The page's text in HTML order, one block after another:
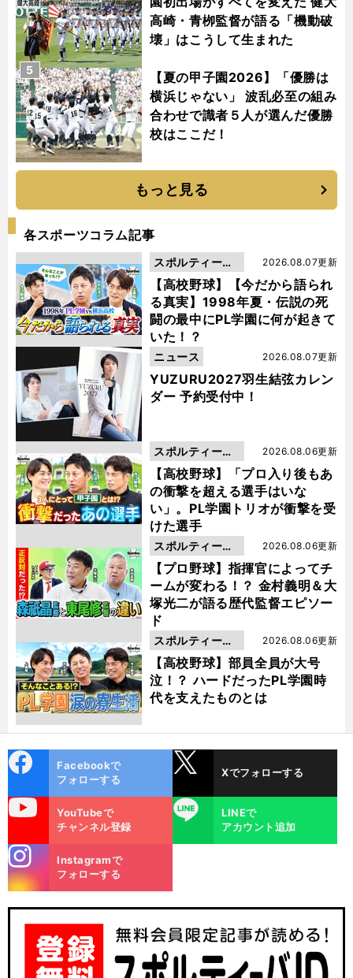
高崎・青栁監督が語る「機動破
壊」はこうして生まれた
【夏の甲子園2026】「優勝は
横浜じゃない」 波乱必至の組み
合わせで識者５人が選んだ優勝
校はここだ！
5
もっと見る
各スポーツコラム記事
【高校野球】【今だから語られ
る真実】1998年夏・伝説の死
闘の最中にPL学園に何が起きて
いた！？
2026.08.07更新
スポルティーバ
動画
YUZURU2027羽生結弦カレン
ダー 予約受付中！
2026.08.07更新
ニュース
【高校野球】「プロ入り後もあ
の衝撃を超える選手はいな
い」。PL学園トリオが衝撃を受
けた選手
2026.08.06更新
スポルティーバ
動画
【プロ野球】指揮官によってチ
ームが変わる！？ 金村義明＆大
塚光二が語る歴代監督エピソー
ド
2026.08.06更新
スポルティーバ
動画
【高校野球】部員全員が大号
泣！？ ハードだったPL学園時
代を支えたものとは
2026.08.06更新
スポルティーバ
動画
ok
Facebookで
フォローする
Xでフォローする
YouTubeで
チャンネル登録
LINE
LINEで
アカウント追加
m
Instagramで
フォローする